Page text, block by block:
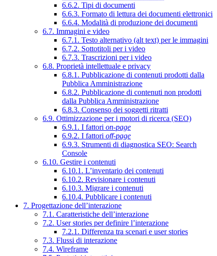
6.6.2. Tipi di documenti
6.6.3. Formato di lettura dei documenti elettronici
6.6.4. Modalità di produzione dei documenti
6.7. Immagini e video
6.7.1. Testo alternativo (alt text) per le immagini
6.7.2. Sottotitoli per i video
6.7.3. Trascrizioni per i video
6.8. Proprietà intellettuale e privacy
6.8.1. Pubblicazione di contenuti prodotti dalla
Pubblica Amministrazione
6.8.2. Pubblicazione di contenuti non prodotti
dalla Pubblica Amministrazione
6.8.3. Consenso dei soggetti ritratti
6.9. Ottimizzazione per i motori di ricerca (SEO)
6.9.1. I fattori on-page
6.9.2. I fattori off-page
6.9.3. Strumenti di diagnostica SEO: Search
Console
6.10. Gestire i contenuti
6.10.1. L’inventario dei contenuti
6.10.2. Revisionare i contenuti
6.10.3. Migrare i contenuti
6.10.4. Pubblicare i contenuti
7. Progettazione dell’interazione
7.1. Caratteristiche dell’interazione
7.2. User stories per definire l’interazione
7.2.1. Differenza tra scenari e user stories
7.3. Flussi di interazione
7.4. Wireframe